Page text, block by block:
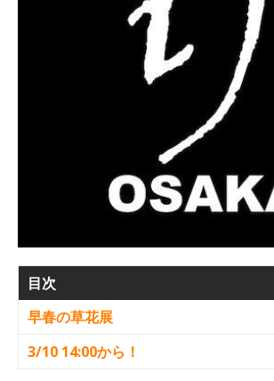
目次
早春の草花展
3/10 14:00から！